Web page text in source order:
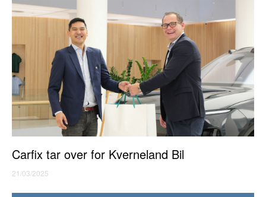
Carfix tar over for Kverneland Bil
21/03/2025